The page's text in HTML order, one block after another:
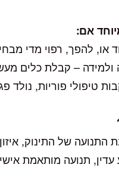
אם:
או, להפך, רפוי מדי
– קבלת כלים
טיפולי פוריות, נולד
של התינוק,
תנועה מותאמת